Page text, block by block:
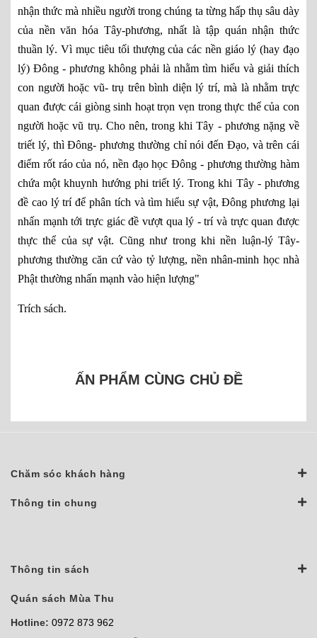
nhận thức mà nhiều người trong chúng ta từng hấp thụ sâu dày
của nền văn hóa Tây-phương, nhất là tập quán nhận thức
thuần lý. Vì mục tiêu tối thượng của các nền giáo lý (hay đạo
lý) Đông - phương không phải là nhằm tìm hiểu và giải thích
con người hoặc vũ- trụ trên bình diện lý trí, mà là nhằm trực
quan được cái giòng sinh hoạt trọn vẹn trong thực thể của con
người hoặc vũ trụ. Cho nên, trong khi Tây - phương nặng về
triết lý, thì Đông- phương thường chỉ nói đến Đạo, và trên cái
điểm rốt ráo của nó, nền đạo học Đông - phương thường hàm
chứa một khuynh hướng phi triết lý. Trong khi Tây - phương
đề cao lý trí để phân tích và tìm hiểu sự vật, Đông phương lại
nhấn mạnh tới trực giác đề vượt qua lý - trí và trực quan được
thực thể của sự vật. Cũng như trong khi nền luận-lý Tây-
phương thường căn cứ vào tỷ lượng, nền nhân-minh học nhà
Phật thường nhấn mạnh vào hiện lượng"
Trích sách.
ẤN PHẨM CÙNG CHỦ ĐỀ
Chăm sóc khách hàng
Thông tin chung
Thông tin sách
Quán sách Mùa Thu
Hotline: 0972 873 962